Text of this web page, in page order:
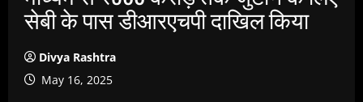
सेबी के पास डीआरएचपी दाखिल किया
Divya Rashtra
May 16, 2025